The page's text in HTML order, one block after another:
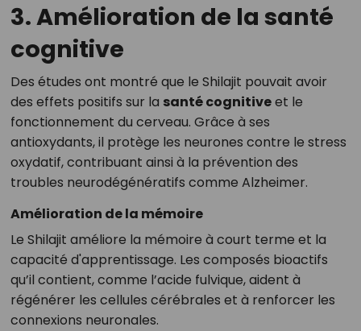
3. Amélioration de la santé
cognitive
Des études ont montré que le Shilajit pouvait avoir
des effets positifs sur la santé cognitiveet le
fonctionnement du cerveau. Grâce à ses
antioxydants, il protège les neurones contre le stress
oxydatif, contribuant ainsi à la prévention des
troubles neurodégénératifs comme Alzheimer.
Amélioration de la mémoire
Le Shilajit améliore la mémoire à court terme et la
capacité d'apprentissage. Les composés bioactifs
qu’il contient, comme l’acide fulvique, aident à
régénérer les cellules cérébrales et à renforcer les
connexions neuronales.